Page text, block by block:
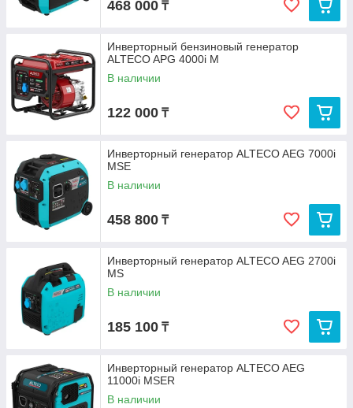
468 000 ₸
Инверторный бензиновый генератор
ALTECO APG 4000i M
В наличии
122 000 ₸
Инверторный генератор ALTECO AEG 7000i
MSE
В наличии
458 800 ₸
Инверторный генератор ALTECO AEG 2700i
MS
В наличии
185 100 ₸
Инверторный генератор ALTECO AEG
11000i MSER
В наличии